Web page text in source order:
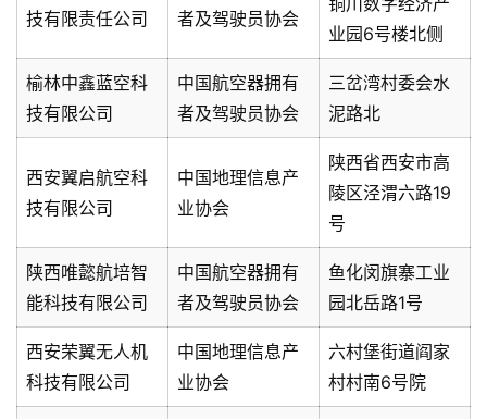
技有限责任公司
者及驾驶员协会
业园6号楼北侧
榆林中鑫蓝空科
技有限公司
中国航空器拥有
者及驾驶员协会
三岔湾村委会水
泥路北
西安翼启航空科
技有限公司
中国地理信息产
业协会
陕西省西安市高
陵区泾渭六路19
号
陕西唯懿航培智
能科技有限公司
中国航空器拥有
者及驾驶员协会
鱼化闵旗寨工业
园北岳路1号
西安荣翼无人机
科技有限公司
中国地理信息产
业协会
六村堡街道阎家
村村南6号院